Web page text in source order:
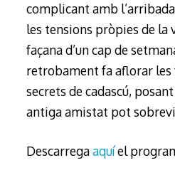
complicant amb
les tensions pròpies de la
façana d’un cap de
retrobament fa aflorar les
secrets de cadascú,
antiga amistat pot
Descarregaaquíel